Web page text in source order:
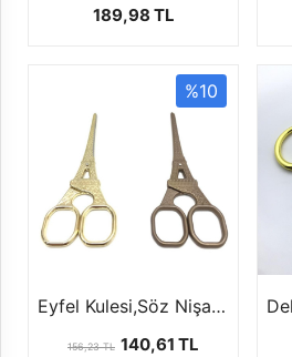
189,98 TL
%10
Eyfel Kulesi,Söz Nişan Makası ''14 cm''
156,23 TL 140,61 TL